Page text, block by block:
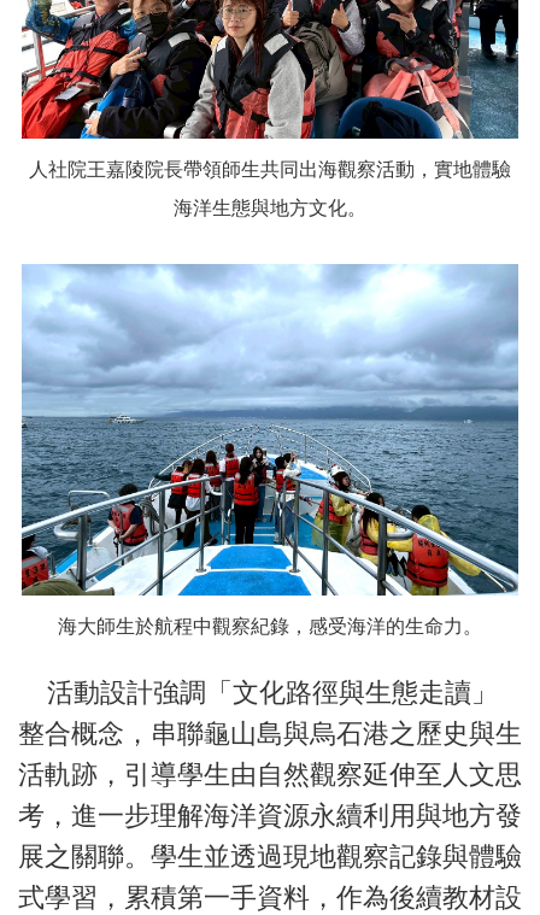
人社院王嘉陵院長帶領師生共同出海觀察活動，實地體驗
海洋生態與地方文化。
海大師生於航程中觀察紀錄，感受海洋的生命力。
活動設計強調「文化路徑與生態走讀」
整合概念，串聯龜山島與烏石港之歷史與生
活軌跡，引導學生由自然觀察延伸至人文思
考，進一步理解海洋資源永續利用與地方發
展之關聯。學生並透過現地觀察記錄與體驗
式學習，累積第一手資料，作為後續教材設